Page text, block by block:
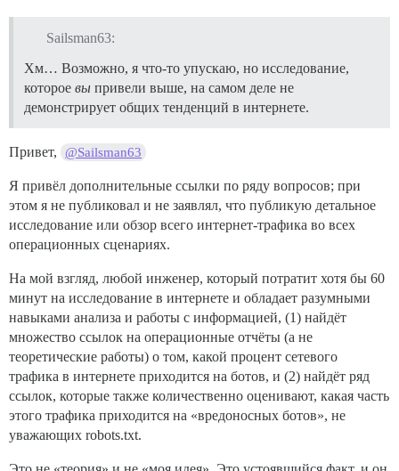
Sailsman63:
Хм… Возможно, я что-то упускаю, но исследование,
которое вы привели выше, на самом деле не
демонстрирует общих тенденций в интернете.
Привет, @Sailsman63
Я привёл дополнительные ссылки по ряду вопросов; при
этом я не публиковал и не заявлял, что публикую детальное
исследование или обзор всего интернет-трафика во всех
операционных сценариях.
На мой взгляд, любой инженер, который потратит хотя бы 60
минут на исследование в интернете и обладает разумными
навыками анализа и работы с информацией, (1) найдёт
множество ссылок на операционные отчёты (а не
теоретические работы) о том, какой процент сетевого
трафика в интернете приходится на ботов, и (2) найдёт ряд
ссылок, которые также количественно оценивают, какая часть
этого трафика приходится на «вредоносных ботов», не
уважающих robots.txt.